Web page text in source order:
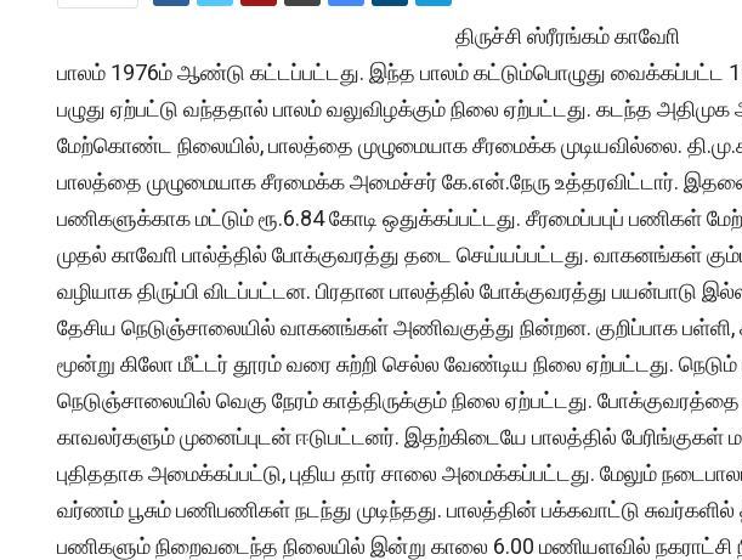
திருச்சி ஸ்ரீரங்கம் காவோி
பாலம் 1976ம் ஆண்டு கட்டப்பட்டது. இந்த பாலம் கட்டும்பொழுது வைக்கப்பட்ட
பழுது ஏற்பட்டு வந்ததால் பாலம் வலுவிழக்கும் நிலை ஏற்பட்டது. கடந்த
மேற்கொண்ட நிலையில், பாலத்தை முழுமையாக சீரமைக்க முடியவில்லை.
பாலத்தை முழுமையாக சீரமைக்க அமைச்சர் கே.என்.நேரு உத்தரவிட்டார்.
பணிகளுக்காக மட்டும் ரூ.6.84 கோடி ஒதுக்கப்பட்டது. சீரமைப்பபுப் பணிகள்
முதல் காவோி பால்த்தில் போக்குவரத்து தடை செய்யப்பட்டது. வாகனங்கள்
வழியாக திருப்பி விடப்பட்டன. பிரதான பாலத்தில் போக்குவரத்து பயன்பாடு
தேசிய நெடுஞ்சாலையில் வாகனங்கள் அணிவகுத்து நின்றன. குறிப்பாக
மூன்று கிலோ மீட்டர் தூரம் வரை சுற்றி செல்ல வேண்டிய நிலை ஏற்பட்டது.
நெடுஞ்சாலையில் வெகு நேரம் காத்திருக்கும் நிலை ஏற்பட்டது.
காவலர்களும் முனைப்புடன் ஈடுபட்டனர். இதற்கிடையே பாலத்தில் பேரிங்குகள்
புதிததாக அமைக்கப்பட்டு, புதிய தார் சாலை அமைக்கப்பட்டது. மேலும்
வர்ணம் பூசும் பணிபணிகள் நடந்து முடிந்தது. பாலத்தின் பக்கவாட்டு
பணிகளும் நிறைவடைந்த நிலையில் இன்று காலை 6.00 மணியளவில் நகராட்சி